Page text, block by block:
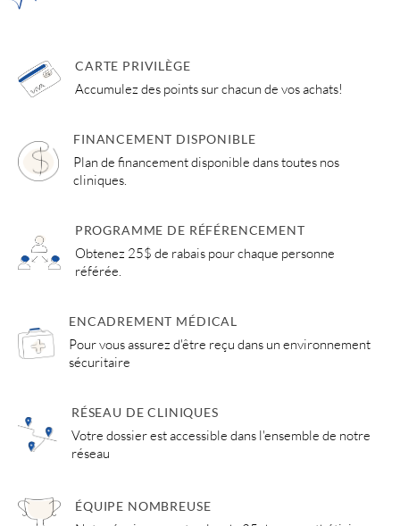
CARTE PRIVILÈGE
Accumulez des points sur chacun de vos achats!
FINANCEMENT DISPONIBLE
Plan de financement disponible dans toutes nos
cliniques.
PROGRAMME DE RÉFÉRENCEMENT
Obtenez 25$ de rabais pour chaque personne
référée.
ENCADREMENT MÉDICAL
Pour vous assurez d'être reçu dans un environnement
sécuritaire
RÉSEAU DE CLINIQUES
Votre dossier est accessible dans l'ensemble de notre
réseau
ÉQUIPE NOMBREUSE